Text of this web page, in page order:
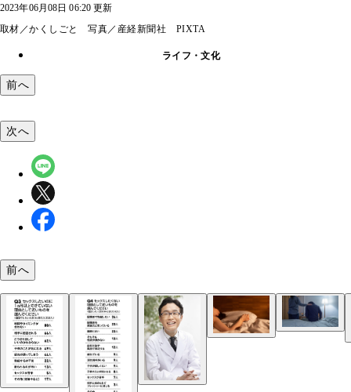
2023年06月08日 06:20 更新
取材／かくしごと 写真／産経新聞社 PIXTA
ライフ・文化
前へ
ハルノ晴氏の漫画『あなたがしてくれなくても』
次へ
前へ